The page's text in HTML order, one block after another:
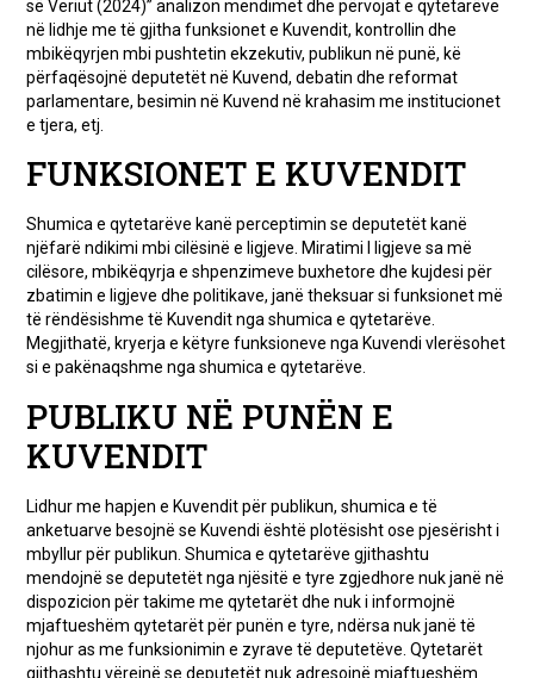
së Veriut (2024)” analizon mendimet dhe përvojat e qytetarëve
në lidhje me të gjitha funksionet e Kuvendit, kontrollin dhe
mbikëqyrjen mbi pushtetin ekzekutiv, publikun në punë, kë
përfaqësojnë deputetët në Kuvend, debatin dhe reformat
parlamentare, besimin në Kuvend në krahasim me institucionet
e tjera, etj.
FUNKSIONET E KUVENDIT
Shumica e qytetarëve kanë perceptimin se deputetët kanë
njëfarë ndikimi mbi cilësinë e ligjeve. Miratimi I ligjeve sa më
cilësore, mbikëqyrja e shpenzimeve buxhetore dhe kujdesi për
zbatimin e ligjeve dhe politikave, janë theksuar si funksionet më
të rëndësishme të Kuvendit nga shumica e qytetarëve.
Megjithatë, kryerja e këtyre funksioneve nga Kuvendi vlerësohet
si e pakënaqshme nga shumica e qytetarëve.
PUBLIKU NË PUNËN E
KUVENDIT
Lidhur me hapjen e Kuvendit për publikun, shumica e të
anketuarve besojnë se Kuvendi është plotësisht ose pjesërisht i
mbyllur për publikun. Shumica e qytetarëve gjithashtu
mendojnë se deputetët nga njësitë e tyre zgjedhore nuk janë në
dispozicion për takime me qytetarët dhe nuk i informojnë
mjaftueshëm qytetarët për punën e tyre, ndërsa nuk janë të
njohur as me funksionimin e zyrave të deputetëve. Qytetarët
gjithashtu vërejnë se deputetët nuk adresojnë mjaftueshëm